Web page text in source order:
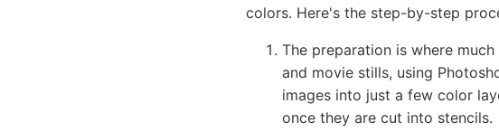
colors. Here's the step-by-step
The preparation is where
and movie stills, using
images into just a few color
once they are cut into stencils.